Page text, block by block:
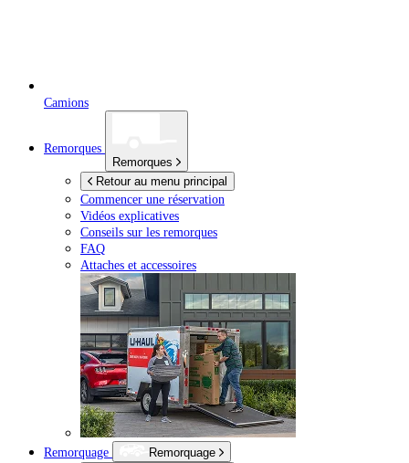
Camions
Remorques
Remorques
Retour au menu principal
Commencer une réservation
Vidéos explicatives
Conseils sur les remorques
FAQ
Attaches et accessoires
Remorquage
Remorquage